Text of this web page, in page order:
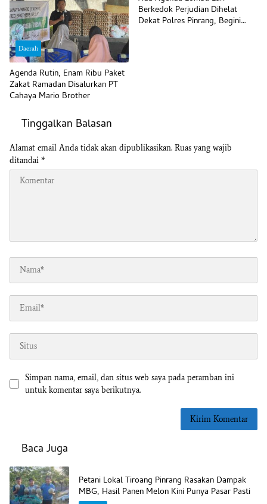
Daerah
Agenda Rutin, Enam Ribu Paket
Zakat Ramadan Disalurkan PT
Cahaya Mario Brother
Berkedok Perjudian Dihelat
Dekat Polres Pinrang, Begini
Tinggalkan Balasan
Alamat email Anda tidak akan dipublikasikan. Ruas yang wajib
ditandai *
Simpan nama, email, dan situs web saya pada peramban ini
untuk komentar saya berikutnya.
Baca Juga
Petani Lokal Tiroang Pinrang Rasakan Dampak
MBG, Hasil Panen Melon Kini Punya Pasar Pasti